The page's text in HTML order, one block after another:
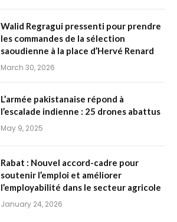
Walid Regragui pressenti pour prendre
les commandes de la sélection
saoudienne à la place d’Hervé Renard
March 30, 2026
L’armée pakistanaise répond à
l’escalade indienne : 25 drones abattus
May 9, 2025
Rabat : Nouvel accord-cadre pour
soutenir l’emploi et améliorer
l’employabilité dans le secteur agricole
January 24, 2026